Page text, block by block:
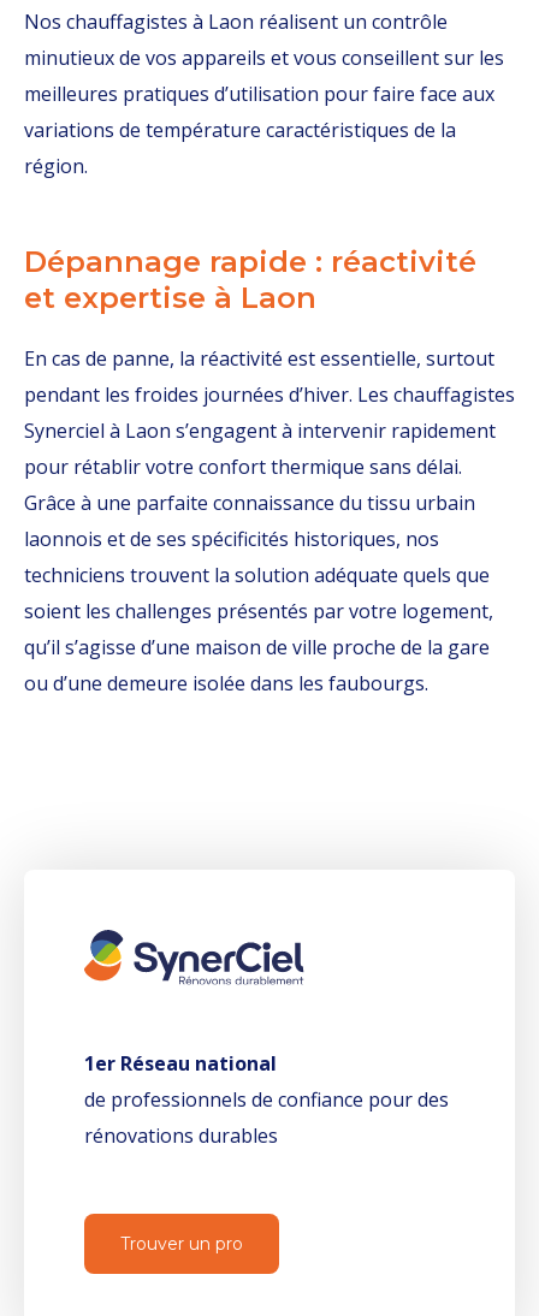
Nos chauffagistes à Laon réalisent un contrôle
minutieux de vos appareils et vous conseillent sur les
meilleures pratiques d’utilisation pour faire face aux
variations de température caractéristiques de la
région.
Dépannage rapide : réactivité
et expertise à Laon
En cas de panne, la réactivité est essentielle, surtout
pendant les froides journées d’hiver. Les chauffagistes
Synerciel à Laon s’engagent à intervenir rapidement
pour rétablir votre confort thermique sans délai.
Grâce à une parfaite connaissance du tissu urbain
laonnois et de ses spécificités historiques, nos
techniciens trouvent la solution adéquate quels que
soient les challenges présentés par votre logement,
qu’il s’agisse d’une maison de ville proche de la gare
ou d’une demeure isolée dans les faubourgs.
1er Réseau national
de professionnels de confiance pour des
rénovations durables
Trouver un pro